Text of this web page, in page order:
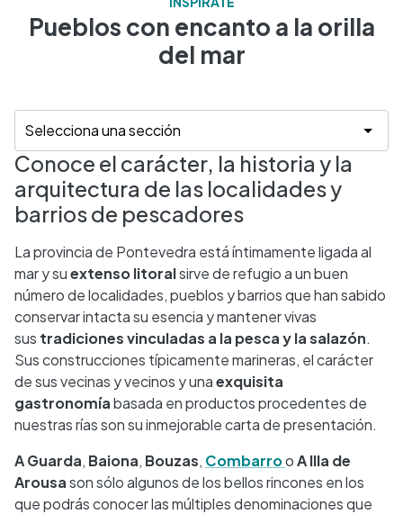
Pueblos con encanto a la orilla
del mar
Conoce el carácter, la historia y la
arquitectura de las localidades y
barrios de pescadores
La provincia de Pontevedra está íntimamente ligada al
mar y suextenso litoralsirve de refugio a un buen
número de localidades, pueblos y barrios que han sabido
conservar intacta su esencia y mantener vivas
sus tradiciones vinculadas a la pesca y la salazón.
Sus construcciones típicamente marineras, el carácter
de sus vecinas y vecinos y unaexquisita
gastronomíabasada en productos procedentes de
nuestras rías son su inmejorable carta de presentación.
A Guarda, Baiona, Bouzas, CombarrooA Illa de
Arousason sólo algunos de los bellos rincones en los
que podrás conocer las múltiples denominaciones que